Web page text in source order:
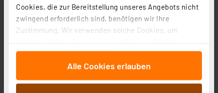
Cookies, die zur Bereitstellung unseres Angebots nicht
zwingend erforderlich sind, benötigen wir Ihre
Zustimmung. Wir verwenden solche Cookies, um
für soziale Medien anbieten zu können und die Zugriffe
auf unsere Website zu analysieren. Außerdem geben
an unsere Partner für soziale Medien, Werbung und
Alle Cookies erlauben
ENOVALITE LED Filament Leuchtmittel, TUBE MESH,
zzgl. MwSt.